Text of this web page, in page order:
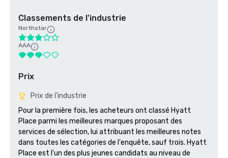
Classements de l'industrie
Northstar
AAA
Prix
Prix de l'industrie
Pour la première fois, les acheteurs ont classé Hyatt
Place parmi les meilleures marques proposant des
services de sélection, lui attribuant les meilleures notes
dans toutes les catégories de l'enquête, sauf trois. Hyatt
Place est l'un des plus jeunes candidats au niveau de